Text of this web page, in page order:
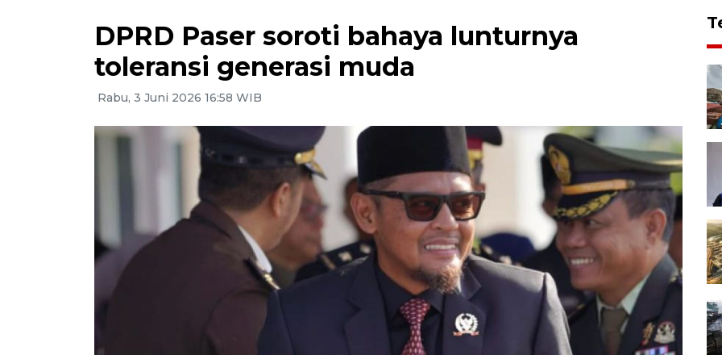
DPRD Paser soroti bahaya lunturnya
toleransi generasi muda
Rabu, 3 Juni 2026 16:58 WIB